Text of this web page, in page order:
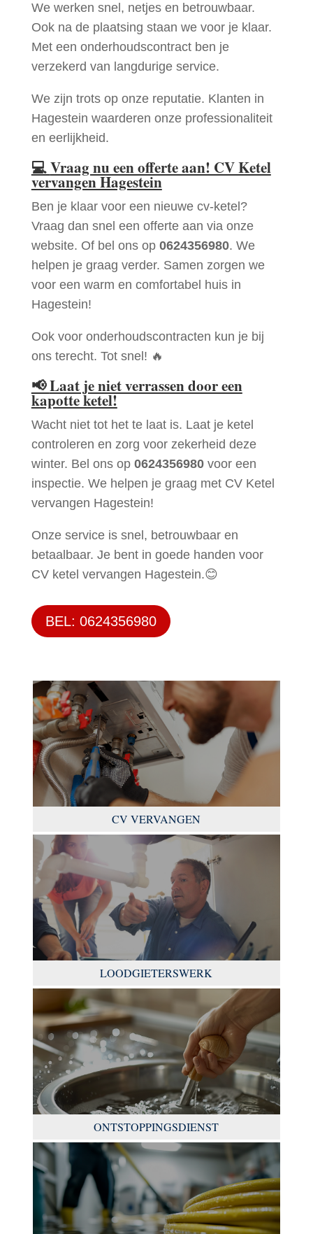
We werken snel, netjes en betrouwbaar.
Ook na de plaatsing staan we voor je klaar.
Met een onderhoudscontract ben je
verzekerd van langdurige service.
We zijn trots op onze reputatie. Klanten in
Hagestein waarderen onze professionaliteit
en eerlijkheid.
💻Vraag nu een offerte aan! CV Ketel
vervangen Hagestein
Ben je klaar voor een nieuwe cv-ketel?
Vraag dan snel een offerte aan via onze
website. Of bel ons op 0624356980. We
helpen je graag verder. Samen zorgen we
voor een warm en comfortabel huis in
Hagestein!
Ook voor onderhoudscontracten kun je bij
ons terecht. Tot snel! 🔥
📢Laat je niet verrassen door een
kapotte ketel!
Wacht niet tot het te laat is. Laat je ketel
controleren en zorg voor zekerheid deze
winter. Bel ons op 0624356980voor een
inspectie. We helpen je graag met CV Ketel
vervangen Hagestein!
Onze service is snel, betrouwbaar en
betaalbaar. Je bent in goede handen voor
CV ketel vervangen Hagestein.😊
BEL: 0624356980
CV VERVANGEN
LOODGIETERSWERK
ONTSTOPPINGSDIENST